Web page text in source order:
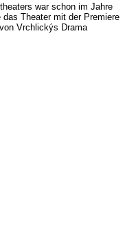
war schon im Jahre
Theater mit der Premiere
Vrchlickýs Drama